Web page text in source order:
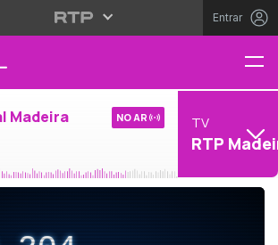
Entrar
Madeira NO AR TV
RTP